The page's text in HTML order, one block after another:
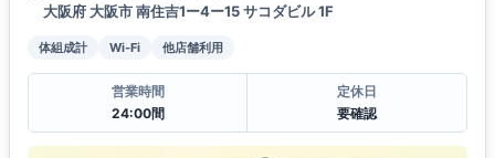
大阪府 大阪市 南住吉1ー4ー15 サコダビル 1F
体組成計 Wi-Fi 他店舗利用
営業時間
24:00間
定休日
要確認